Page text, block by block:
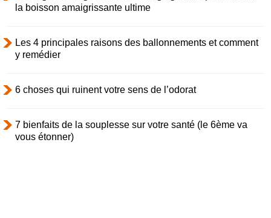
la boisson amaigrissante ultime
Les 4 principales raisons des ballonnements et comment
y remédier
6 choses qui ruinent votre sens de l’odorat
7 bienfaits de la souplesse sur votre santé (le 6ème va
vous étonner)